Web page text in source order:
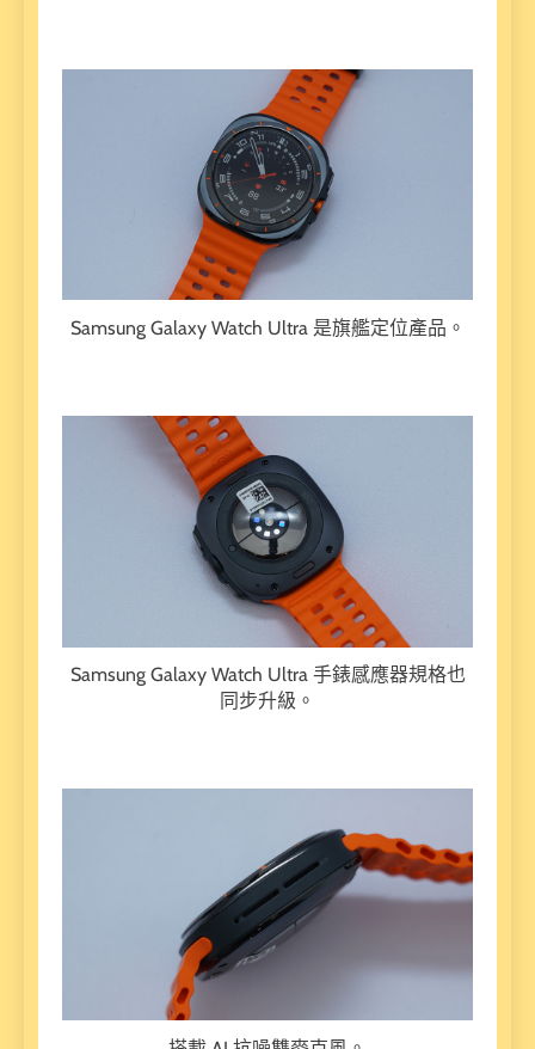
Samsung Galaxy Watch Ultra 是旗艦定位產品。
Samsung Galaxy Watch Ultra 手錶感應器規格也
同步升級。